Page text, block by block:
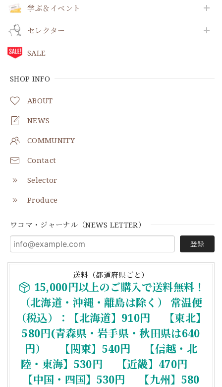
学ぶ＆イベント
セレクター
SALE
SHOP INFO
ABOUT
NEWS
COMMUNITY
Contact
Selector
Produce
ワコマ・ジャーナル（NEWS LETTER）
登録
送料（都道府県ごと）
15,000円以上のご購入で送料無料！
（北海道・沖縄・離島は除く） 常温便
（税込）：【北海道】910円 【東北】
580円(青森県・岩手県・秋田県は640
円） 【関東】540円 【信越・北
陸・東海】530円 【近畿】470円
【中国・四国】530円 【九州】580